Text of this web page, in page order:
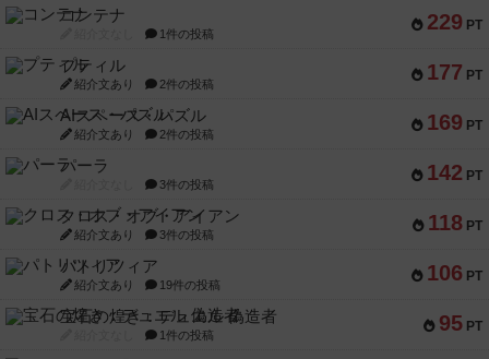
229 PT
コンテナ
1件の投稿
177 PT
プティル
紹介文あり 2件の投稿
169 PT
AIスペース・パズル
紹介文あり 2件の投稿
142 PT
パーラ
3件の投稿
118 PT
クロス・オブ・アイアン
紹介文あり 3件の投稿
106 PT
パトリツィア
紹介文あり 19件の投稿
95 PT
宝石の煌き：デュエル 偽造者
1件の投稿